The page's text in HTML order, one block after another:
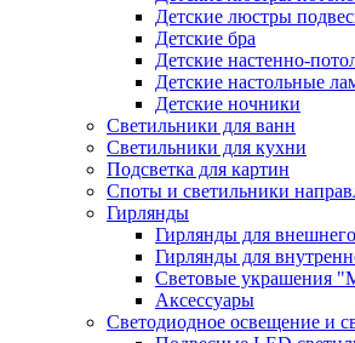
Детские люстры
Детские бра
Детские настенно-
Детские настольные
Детские ночники
Светильники для ванн
Светильники для кухни
Подсветка для картин
Споты и светильники
Гирлянды
Гирлянды для
Гирлянды для
Световые украшения
Аксессуары
Светодиодное освещение и